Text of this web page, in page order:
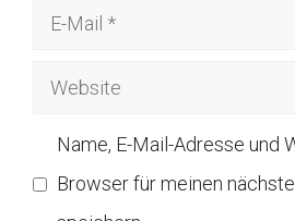
Website
Name, E-Mail-Adresse und
Browser für meinen